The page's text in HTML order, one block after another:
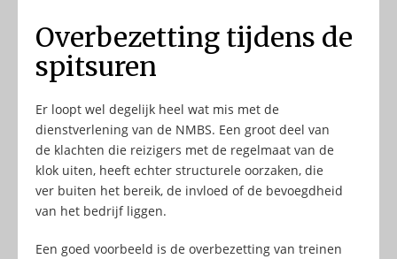
Overbezetting tijdens de
spitsuren
Er loopt wel degelijk heel wat mis met de
dienstverlening van de NMBS. Een groot deel van
de klachten die reizigers met de regelmaat van de
klok uiten, heeft echter structurele oorzaken, die
ver buiten het bereik, de invloed of de bevoegdheid
van het bedrijf liggen.
Een goed voorbeeld is de overbezetting van treinen